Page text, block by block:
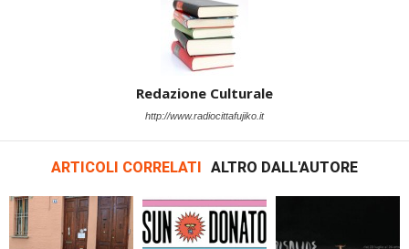
Redazione Culturale
http://www.radiocittafujiko.it
ARTICOLI CORRELATI ALTRO DALL'AUTORE